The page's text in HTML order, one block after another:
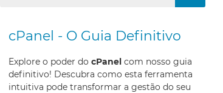
cPanel - O Guia Definitivo
Explore o poder do cPanel com nosso guia
definitivo! Descubra como esta ferramenta
intuitiva pode transformar a gestão do seu